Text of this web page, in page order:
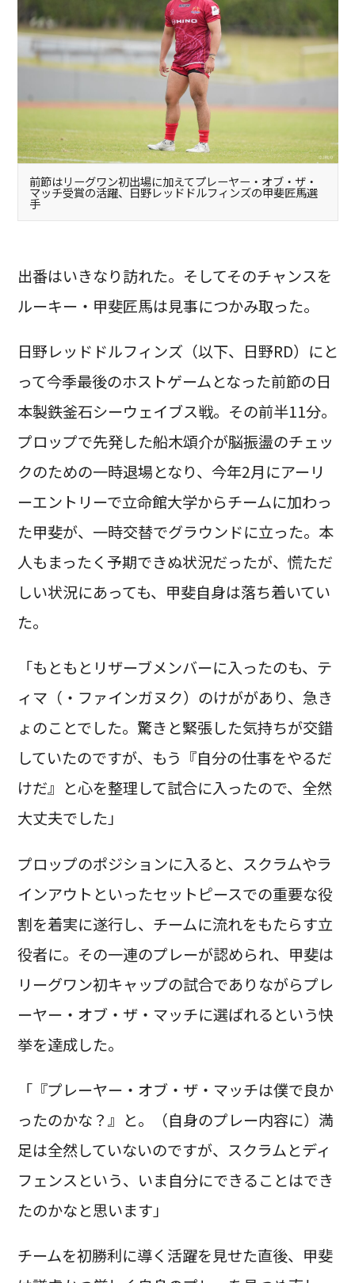
前節はリーグワン初出場に加えてプレーヤー・オブ・ザ・
マッチ受賞の活躍、日野レッドドルフィンズの甲斐匠馬選
手
出番はいきなり訪れた。そしてそのチャンスを
ルーキー・甲斐匠馬は見事につかみ取った。
日野レッドドルフィンズ（以下、日野RD）にと
って今季最後のホストゲームとなった前節の日
本製鉄釜石シーウェイブス戦。その前半11分。
プロップで先発した船木頌介が脳振盪のチェッ
クのための一時退場となり、今年2月にアーリ
ーエントリーで立命館大学からチームに加わっ
た甲斐が、一時交替でグラウンドに立った。本
人もまったく予期できぬ状況だったが、慌ただ
しい状況にあっても、甲斐自身は落ち着いてい
た。
「もともとリザーブメンバーに入ったのも、テ
ィマ（・ファインガヌク）のけががあり、急き
ょのことでした。驚きと緊張した気持ちが交錯
していたのですが、もう『自分の仕事をやるだ
けだ』と心を整理して試合に入ったので、全然
大丈夫でした」
プロップのポジションに入ると、スクラムやラ
インアウトといったセットピースでの重要な役
割を着実に遂行し、チームに流れをもたらす立
役者に。その一連のプレーが認められ、甲斐は
リーグワン初キャップの試合でありながらプレ
ーヤー・オブ・ザ・マッチに選ばれるという快
挙を達成した。
「『プレーヤー・オブ・ザ・マッチは僕で良か
ったのかな？』と。（自身のプレー内容に）満
足は全然していないのですが、スクラムとディ
フェンスという、いま自分にできることはでき
たのかなと思います」
チームを初勝利に導く活躍を見せた直後、甲斐